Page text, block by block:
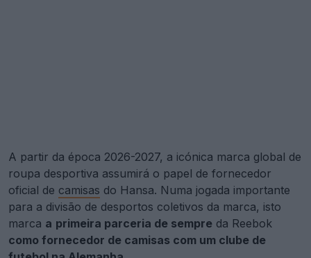
A partir da época 2026-2027, a icónica marca global de
roupa desportiva assumirá o papel de fornecedor
oficial de camisas do Hansa. Numa jogada importante
para a divisão de desportos coletivos da marca, isto
marca a primeira parceria de sempre da Reebok
como fornecedor de camisas com um clube de